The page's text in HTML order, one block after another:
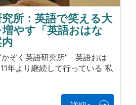
所：英語で笑える大
やす「英語おはな
かぞく英語研究所” 英語おは
年より継続して行っている 私